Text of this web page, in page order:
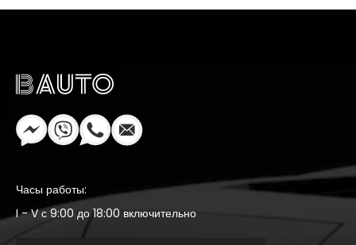
Часы работы:
I - V с 9:00 до 18:00 включительно